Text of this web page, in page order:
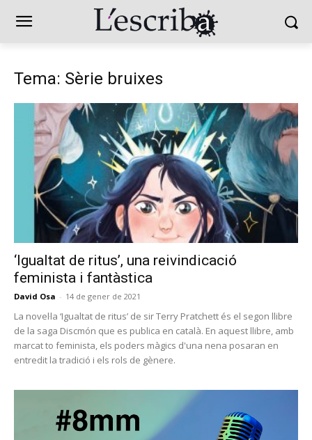
Tema: Sèrie bruixes
‘Igualtat de ritus’, una reivindicació
feminista i fantàstica
David Osa - 14 de gener de 2021
La novel·la ‘Igualtat de ritus’ de sir Terry Pratchett és el segon llibre
de la saga Discmón que es publica en català. En aquest llibre, amb
marcat to feminista, els poders màgics d'una nena posaran en
entredit la tradició i els rols de gènere.